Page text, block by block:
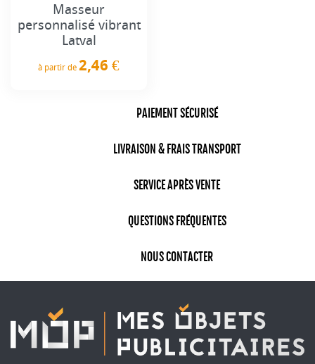
Masseur
personnalisé vibrant
Latval
à partir de 2,46 €
PAIEMENT SÉCURISÉ
LIVRAISON & FRAIS TRANSPORT
SERVICE APRÈS VENTE
QUESTIONS FRÉQUENTES
NOUS CONTACTER